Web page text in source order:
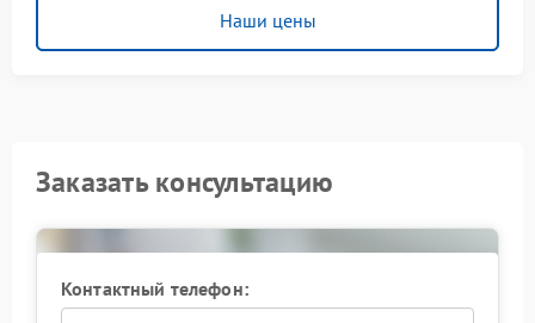
Наши цены
Заказать консультацию
Контактный телефон: